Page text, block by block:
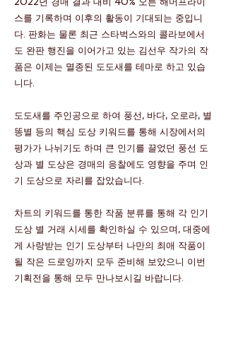
스를 기록하며 이후의 활동이 기대되는 중입니
다. 판화는 물론 최근 스타벅스와의 콜라보에서
도 완판 행진을 이어가고 있는 김선우 작가의 작
품은 이제는 멸종된 도도새를 테마로 하고 있습
니다.
도도새를 주인공으로 하여 풍선, 바다, 오로라, 별
똥별 등의 핵심 도상 키워드를 통해 시장에서의
평가가 나뉘기도 하며 큰 인기를 끌었던 풍선 도
상과 별 도상은 경매의 응찰에도 영향을 주며 인
기 도상으로 자리를 잡았습니다.
차트의 키워드를 통한 작품 분류를 통해 각 인기
도상 별 거래 시세를 확인하실 수 있으며, 대중에
게 사랑받는 인기 도상부터 나만의 최애 작품이
될 작은 드로잉까지 모두 준비해 보았으니 이번
기획전을 통해 모두 만나보시길 바랍니다.